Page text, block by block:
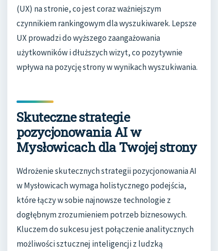
(UX) na stronie, co jest coraz ważniejszym
czynnikiem rankingowym dla wyszukiwarek. Lepsze
UX prowadzi do wyższego zaangażowania
użytkowników i dłuższych wizyt, co pozytywnie
wpływa na pozycję strony w wynikach wyszukiwania.
Skuteczne strategie
pozycjonowania AI w
Mysłowicach dla Twojej strony
Wdrożenie skutecznych strategii pozycjonowania AI
w Mysłowicach wymaga holistycznego podejścia,
które łączy w sobie najnowsze technologie z
dogłębnym zrozumieniem potrzeb biznesowych.
Kluczem do sukcesu jest połączenie analitycznych
możliwości sztucznej inteligencji z ludzką